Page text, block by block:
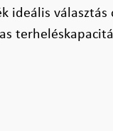
ideális választás